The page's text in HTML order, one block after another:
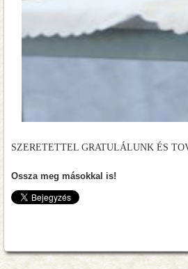
SZERETETTEL GRATULÁLUNK ÉS
Ossza meg másokkal is!